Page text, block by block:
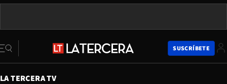
SUSCRÍBETE
LA TERCERA TV